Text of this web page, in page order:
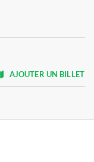
AJOUTER UN BILLET